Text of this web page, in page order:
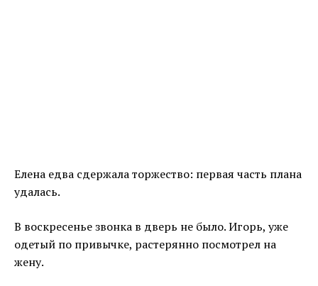
Елена едва сдержала торжество: первая часть плана
удалась.
В воскресенье звонка в дверь не было. Игорь, уже
одетый по привычке, растерянно посмотрел на
жену.